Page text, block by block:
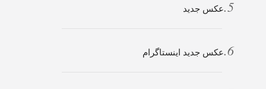
عکس جدید
عکس جدید اینستاگرام